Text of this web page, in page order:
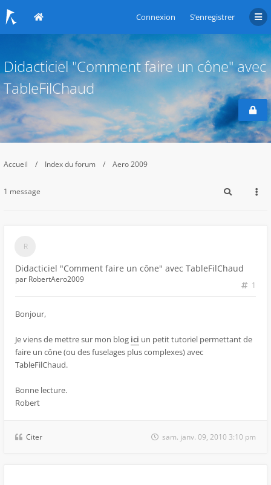
Connexion S’enregistrer
Didacticiel "Comment faire un cône" avec
TableFilChaud
Accueil Index du forum Aero 2009
1 message
Didacticiel "Comment faire un cône" avec TableFilChaud
1
par RobertAero2009
Bonjour,
Je viens de mettre sur mon blog ici un petit tutoriel permettant de
faire un cône (ou des fuselages plus complexes) avec
TableFilChaud.
Bonne lecture.
Robert
Citer sam. janv. 09, 2010 3:10 pm